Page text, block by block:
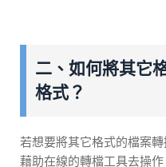
二、如何將其它
格式？
若想要將其它格式的檔案
藉助在線的轉檔工具去操